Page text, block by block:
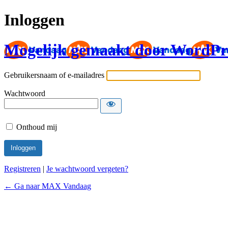
Inloggen
Mogelijk gemaakt door
Gebruikersnaam of e-mailadres
Wachtwoord
Onthoud mij
Registreren | Je wachtwoord vergeten?
← Ga naar MAX Vandaag